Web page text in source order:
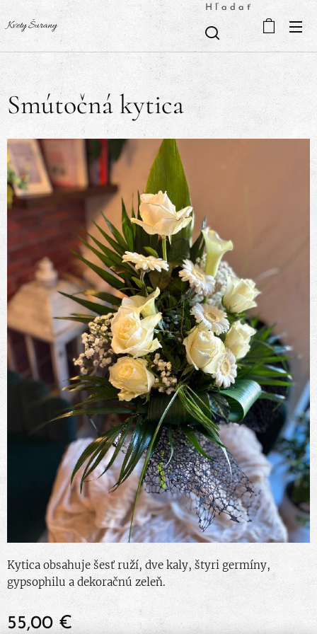
Kvety Šurany
Hľadať
Smútočná kytica
Kytica obsahuje šesť ruží, dve kaly, štyri germíny,
gypsophilu a dekoračnú zeleň.
55,00€